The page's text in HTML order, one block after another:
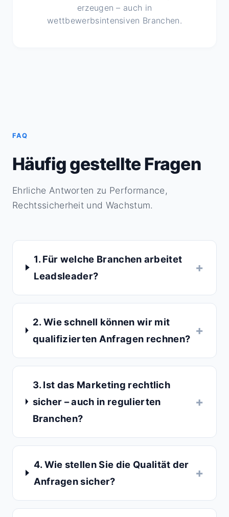
erzeugen – auch in
wettbewerbsintensiven Branchen.
FAQ
Häufig gestellte Fragen
Ehrliche Antworten zu Performance,
Rechtssicherheit und Wachstum.
1. Für welche Branchen arbeitet
Leadsleader?
2. Wie schnell können wir mit
qualifizierten Anfragen rechnen?
3. Ist das Marketing rechtlich
sicher – auch in regulierten
Branchen?
4. Wie stellen Sie die Qualität der
Anfragen sicher?